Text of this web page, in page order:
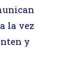
la vez
y